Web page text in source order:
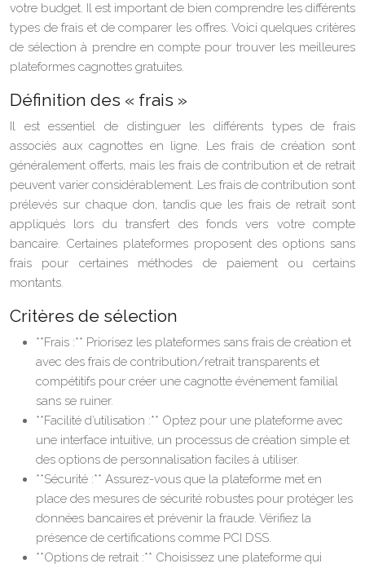
votre budget. Il est important de bien comprendre les différents
types de frais et de comparer les offres. Voici quelques critères
de sélection à prendre en compte pour trouver les meilleures
plateformes cagnottes gratuites.
Définition des « frais »
Il est essentiel de distinguer les différents types de frais
associés aux cagnottes en ligne. Les frais de création sont
généralement offerts, mais les frais de contribution et de retrait
peuvent varier considérablement. Les frais de contribution sont
prélevés sur chaque don, tandis que les frais de retrait sont
appliqués lors du transfert des fonds vers votre compte
bancaire. Certaines plateformes proposent des options sans
frais pour certaines méthodes de paiement ou certains
montants.
Critères de sélection
**Frais :** Priorisez les plateformes sans frais de création et
avec des frais de contribution/retrait transparents et
compétitifs pour créer une cagnotte événement familial
sans se ruiner.
**Facilité d’utilisation :** Optez pour une plateforme avec
une interface intuitive, un processus de création simple et
des options de personnalisation faciles à utiliser.
**Sécurité :** Assurez-vous que la plateforme met en
place des mesures de sécurité robustes pour protéger les
données bancaires et prévenir la fraude. Vérifiez la
présence de certifications comme PCI DSS.
**Options de retrait :** Choisissez une plateforme qui